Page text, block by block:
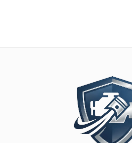
Image